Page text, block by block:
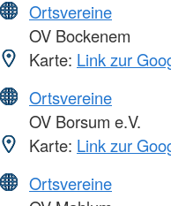
Ortsvereine
OV Bockenem
Karte: Link zur
Ortsvereine
OV Borsum e.V.
Karte: Link zur
Ortsvereine